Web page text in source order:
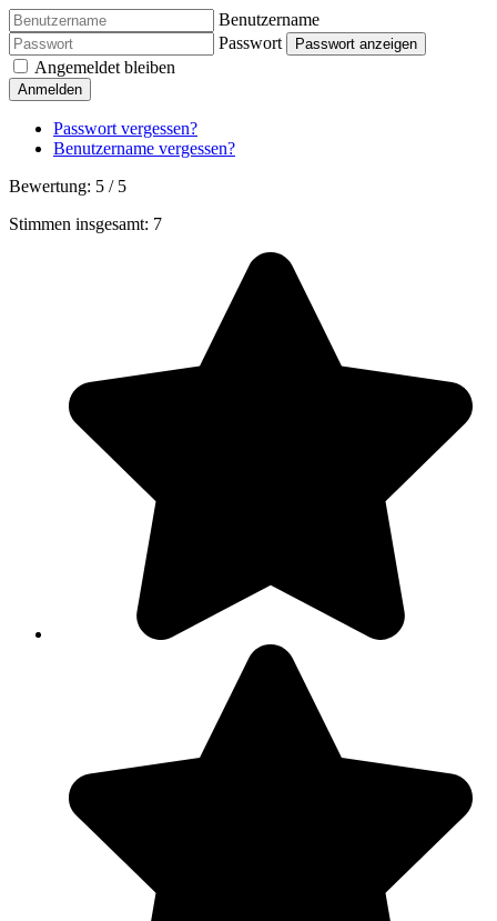
Benutzername
Passwort
Passwort anzeigen
Angemeldet bleiben
Anmelden
Passwort vergessen?
Benutzername vergessen?
Bewertung: 5 / 5
Stimmen insgesamt: 7